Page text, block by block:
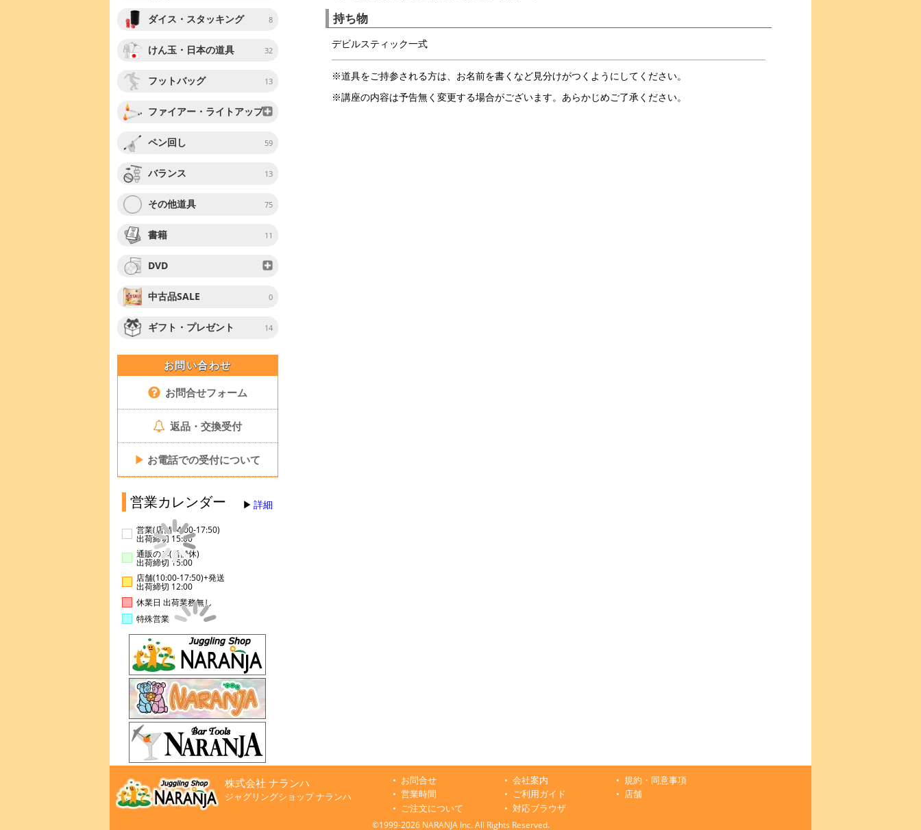
ダイス・スタッキング 8
けん玉・日本の道具 32
フットバッグ 13
ファイアー・ライトアップ
ペン回し 59
バランス 13
その他道具 75
書籍 11
DVD
中古品SALE 0
ギフト・プレゼント 14
お問い合わせ
お問合せフォーム
返品・交換受付
▶ お電話での受付について
営業カレンダー 詳細
営業(店舗14:00-17:50)
出荷締切 15:00
通販のみ(店舗休)
出荷締切 15:00
店舗(10:00-17:50)+発送
出荷締切 12:00
休業日 出荷業務無し
特殊営業
持ち物
デビルスティック一式
※道具をご持参される方は、お名前を書くなど見分けがつくようにしてください。
※講座の内容は予告無く変更する場合がございます。あらかじめご了承ください。
株式会社 ナランハ
ジャグリングショップ ナランハ
お問合せ 会社案内
規約・同意事項
営業時間
ご利用ガイド
店舗
ご注文について
対応ブラウザ
©1999-2026 NARANJA Inc. All Rights Reserved.